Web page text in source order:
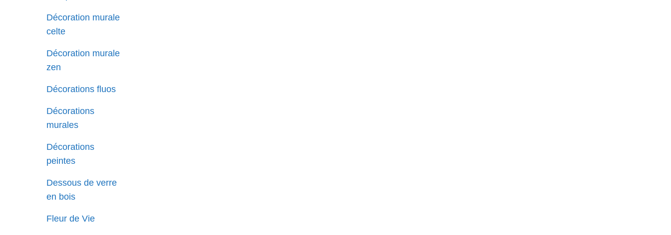
Décoration murale
celte
Décoration murale
zen
Décorations fluos
Décorations
murales
Décorations
peintes
Dessous de verre
en bois
Fleur de Vie